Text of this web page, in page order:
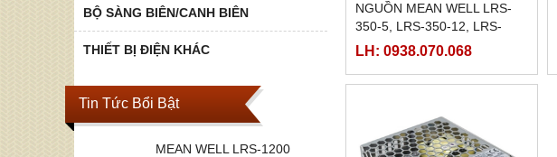
BỘ SÀNG BIÊN/CANH BIÊN
THIẾT BỊ ĐIỆN KHÁC
Tin Tức Bổi Bật
MEAN WELL LRS-1200
NGUỒN MEAN WELL LRS-
350-5, LRS-350-12, LRS-
350-15, LRS-350-24,LRS-
LH: 0938.070.068